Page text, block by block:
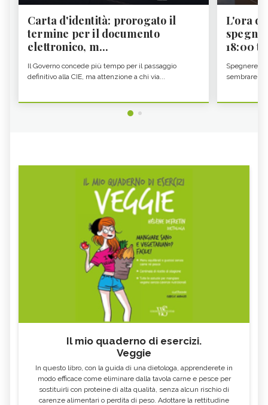
Carta d'identità: prorogato il
termine per il documento
elettronico, m...
Il Governo concede più tempo per il passaggio
definitivo alla CIE, ma attenzione a chi via...
L'ora
18:00 ti
Spegnere lo
sembrare
Il mio quaderno di esercizi.
Veggie
In questo libro, con la guida di una dietologa, apprenderete in
modo efficace come eliminare dalla tavola carne e pesce per
sostituirli con proteine di alta qualità, senza alcun rischio di
carenze alimentari o perdita di peso. Adottare la rettitudine